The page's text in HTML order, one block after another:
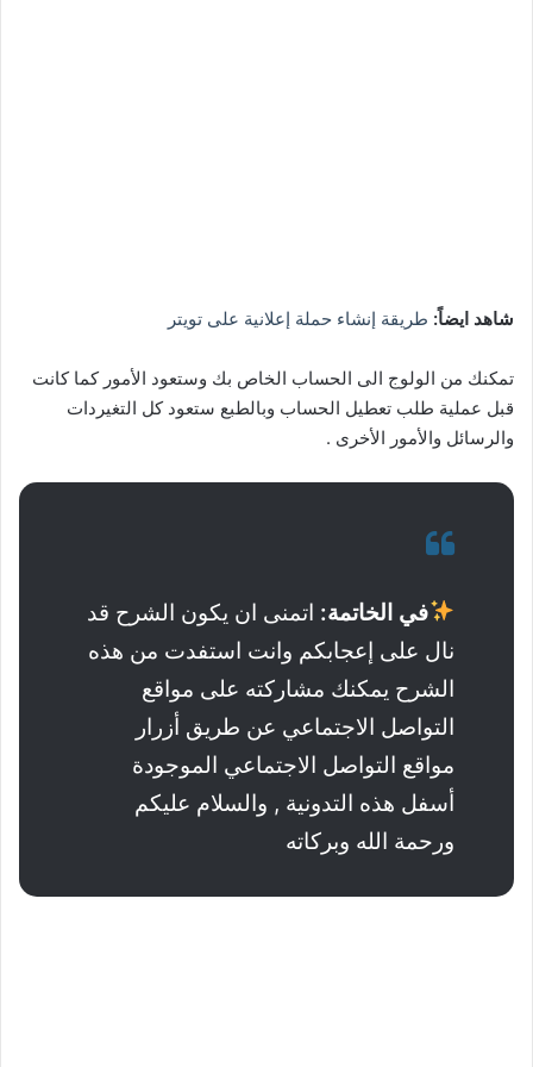
شاهد ايضاً: طريقة إنشاء حملة إعلانية على تويتر
تمكنك من الولوج الى الحساب الخاص بك وستعود الأمور كما كانت
قبل عملية طلب تعطيل الحساب وبالطبع ستعود كل التغيردات
والرسائل والأمور الأخرى .
في الخاتمة: اتمنى ان يكون الشرح قد
نال على إعجابكم وانت استفدت من هذه
الشرح يمكنك مشاركته على مواقع
التواصل الاجتماعي عن طريق أزرار
مواقع التواصل الاجتماعي الموجودة
أسفل هذه التدونية , والسلام عليكم
ورحمة الله وبركاته